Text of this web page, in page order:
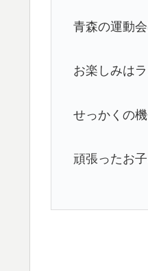
青森の運動
お楽しみは
せっかくの
頑張ったお